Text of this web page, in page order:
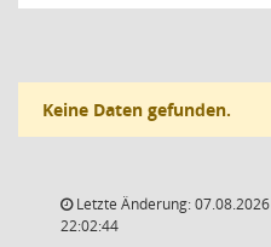
Keine Daten gefunden.
Letzte Änderung: 07.08.2026
22:02:44